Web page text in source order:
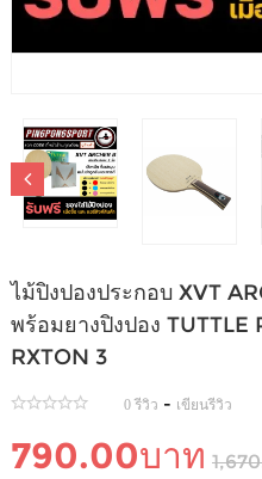
ไม้ปิงปองประกอบ XVT
พร้อมยางปิงปอง TUTTLE
RXTON 3
0 รีวิว - เขียนรีวิว
790.00บาท